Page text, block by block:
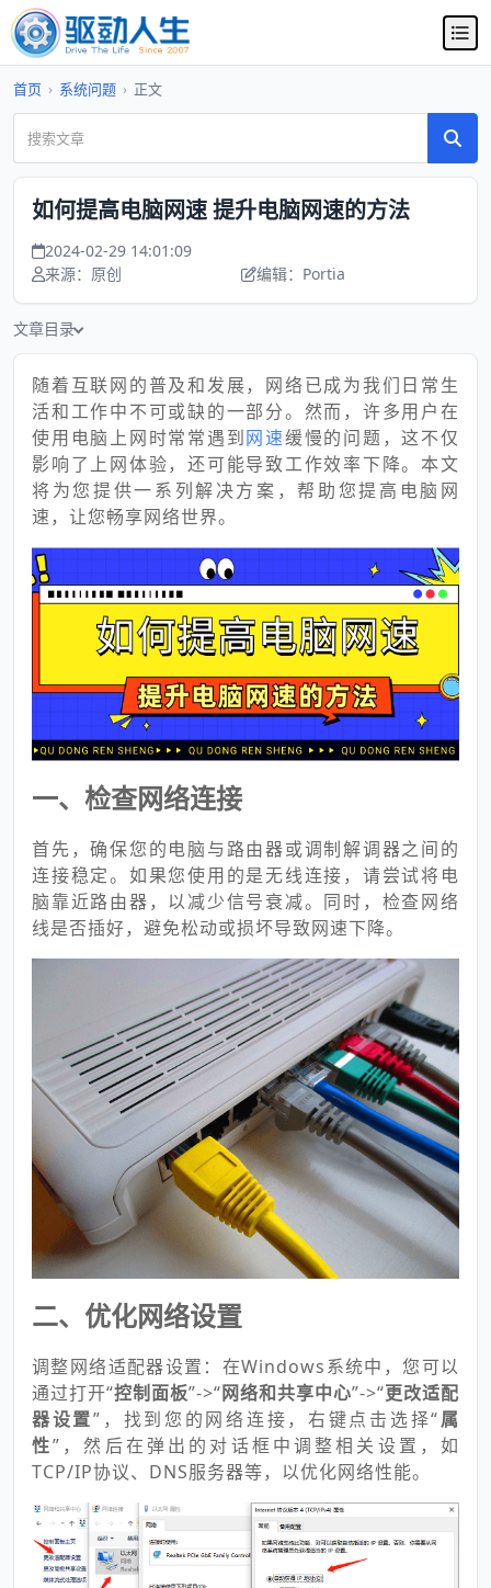
首页 › 系统问题 › 正文
如何提高电脑网速 提升电脑网速的方法
2024-02-29 14:01:09
来源：原创
编辑：Portia
文章目录
随着互联网的普及和发展，网络已成为我们日常生
活和工作中不可或缺的一部分。然而，许多用户在
使用电脑上网时常常遇到网速缓慢的问题，这不仅
影响了上网体验，还可能导致工作效率下降。本文
将为您提供一系列解决方案，帮助您提高电脑网
速，让您畅享网络世界。
一、检查网络连接
首先，确保您的电脑与路由器或调制解调器之间的
连接稳定。如果您使用的是无线连接，请尝试将电
脑靠近路由器，以减少信号衰减。同时，检查网络
线是否插好，避免松动或损坏导致网速下降。
二、优化网络设置
调整网络适配器设置：在Windows系统中，您可以
通过打开“控制面板”->“网络和共享中心”->“更改适配
器设置”，找到您的网络连接，右键点击选择“属
性”，然后在弹出的对话框中调整相关设置，如
TCP/IP协议、DNS服务器等，以优化网络性能。